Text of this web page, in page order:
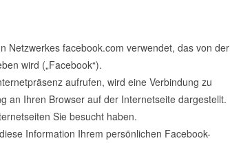
Netzwerkes facebook.com verwendet, das von der
wird („Facebook“).
aufrufen, wird eine Verbindung zu
an Ihren Browser auf der Internetseite dargestellt.
Sie besucht haben.
Information Ihrem persönlichen Facebook-